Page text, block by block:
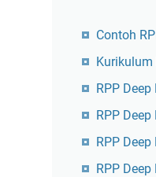
Contoh
Kurikulum
RPP
RPP
RPP Deep
RPP